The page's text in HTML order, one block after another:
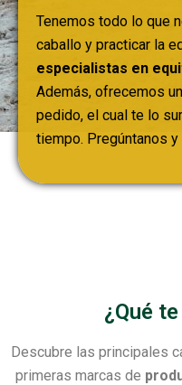
Tenemos todo lo que
caballo y practicar la
especialistas en
Además, ofrecemos
pedido, el cual te lo
tiempo. Pregúntanos
¿Qué
Descubre las principales
primeras marcas de